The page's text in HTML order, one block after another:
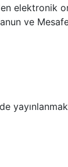
elektronik
ve